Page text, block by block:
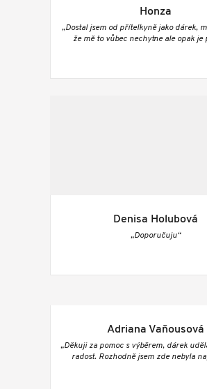
Honza
„Dostal jsem od přítelkyně jako dárek,
že mě to vůbec nechytne ale opak je
Denisa Holubová
„Doporučuju“
Adriana Vaňousová
„Děkuji za pomoc s výběrem, dárek
radost. Rozhodně jsem zde nebyla